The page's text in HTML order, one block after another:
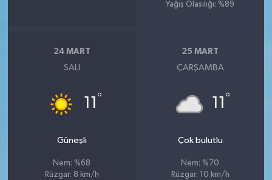
Yağış Olasılığı: %89
24 MART
SALI
11 °
Güneşli
Nem: %68
Rüzgar: 8 km/h
25 MART
ÇARŞAMBA
11 °
Çok bulutlu
Nem: %70
Rüzgar: 10 km/h